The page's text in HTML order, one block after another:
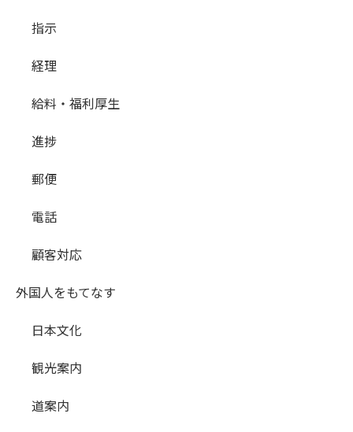
指示
経理
給料・福利厚生
進捗
郵便
電話
顧客対応
外国人をもてなす
日本文化
観光案内
道案内